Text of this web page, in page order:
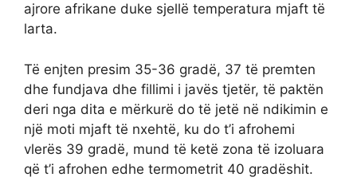
ajrore afrikane duke sjellë temperatura mjaft të
larta.
Të enjten presim 35-36 gradë, 37 të premten
dhe fundjava dhe fillimi i javës tjetër, të paktën
deri nga dita e mërkurë do të jetë në ndikimin e
një moti mjaft të nxehtë, ku do t’i afrohemi
vlerës 39 gradë, mund të ketë zona të izoluara
që t’i afrohen edhe termometrit 40 gradëshit.